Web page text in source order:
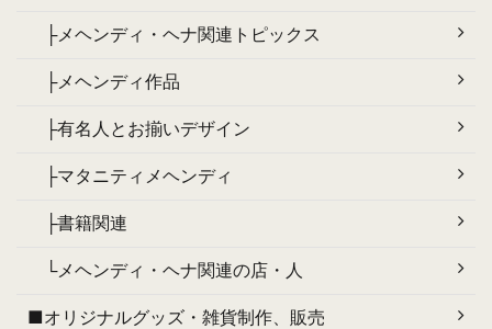
├メヘンディ・ヘナ関連トピックス
├メヘンディ作品
├有名人とお揃いデザイン
├マタニティメヘンディ
├書籍関連
└メヘンディ・ヘナ関連の店・人
■オリジナルグッズ・雑貨制作、販売